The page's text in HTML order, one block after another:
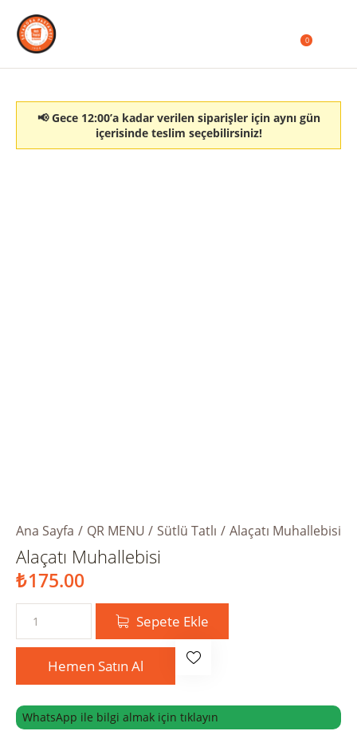
0
📢 Gece 12:00’a kadar verilen siparişler için aynı gün
içerisinde teslim seçebilirsiniz!
Ana Sayfa QR MENU Sütlü Tatlı Alaçatı Muhallebisi
Alaçatı Muhallebisi
₺175.00
Sepete Ekle
Hemen Satın Al
WhatsApp ile bilgi almak için tıklayın